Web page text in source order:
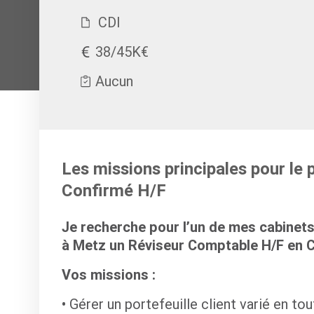
CDI
38/45K€
Aucun
Les missions principales pour le
Confirmé H/F
Je recherche pour l’un de mes
à Metz un Réviseur Comptable H/F en
Vos missions :
Gérer un portefeuille client varié en